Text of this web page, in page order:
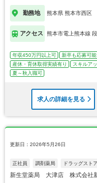
勤務地 熊本県 熊本市西区
アクセス 熊本市電上熊本線
年収450万円以上可 新卒も応募可能
産休・育休取得実績有り
スキルア
夏～秋入職可
求人の詳細を見る
更新日：2026年5月26日
正社員 調剤薬局 ドラッグスト
新生堂薬局 大津店 株式会社